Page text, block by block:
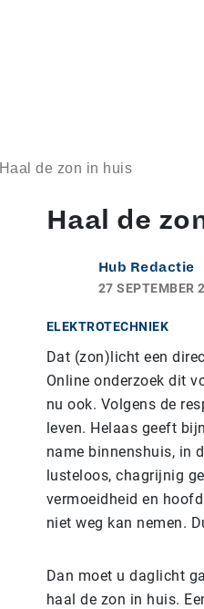
Haal de zon in huis
Haal de
Hub Redactie
27 SEPTEMBER
ELEKTROTECHNIEK
Dat (zon)licht een
Online onderzoek dit
nu ook. Volgens de
leven. Helaas geeft
name binnenshuis, in
lusteloos, chagrijnig
vermoeidheid en
niet weg kan nemen.
Dan moet u daglicht
haal de zon in huis.